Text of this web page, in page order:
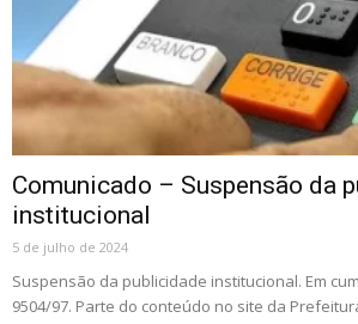
Comunicado – Suspensão da
institucional
5 de julho de 2024
Suspensão da publicidade institucional. Em
9504/97. Parte do conteúdo no site da